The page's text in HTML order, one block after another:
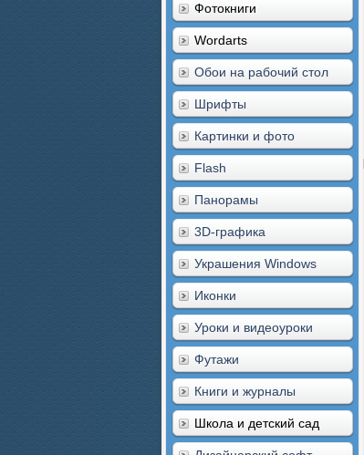
Фотокниги
Wordarts
Обои на рабочий стол
Шрифты
Картинки и фото
Flash
Панорамы
3D-графика
Украшения Windows
Иконки
Уроки и видеоуроки
Футажи
Книги и журналы
Школа и детский сад